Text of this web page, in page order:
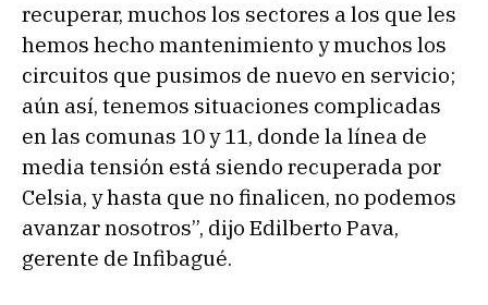
recuperar, muchos los sectores a los que les
hemos hecho mantenimiento y muchos los
circuitos que pusimos de nuevo en servicio;
aún así, tenemos situaciones complicadas
en las comunas 10 y 11, donde la línea de
media tensión está siendo recuperada por
Celsia, y hasta que no finalicen, no podemos
avanzar nosotros”, dijo Edilberto Pava,
gerente de Infibagué.